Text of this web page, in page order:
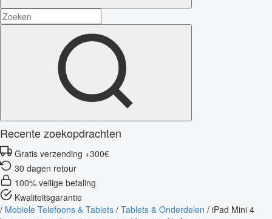
Recente zoekopdrachten
Gratis verzending +300€
30 dagen retour
100% veilige betaling
Kwaliteitsgarantie
/ Mobiele Telefoons & Tablets / Tablets & Onderdelen / iPad Mini 4